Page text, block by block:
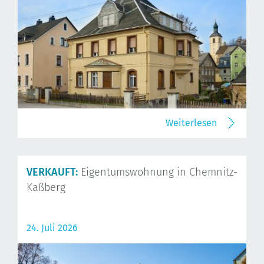
Weiterlesen
VERKAUFT: Eigentumswohnung in Chemnitz-
Kaßberg
24. Juli 2026